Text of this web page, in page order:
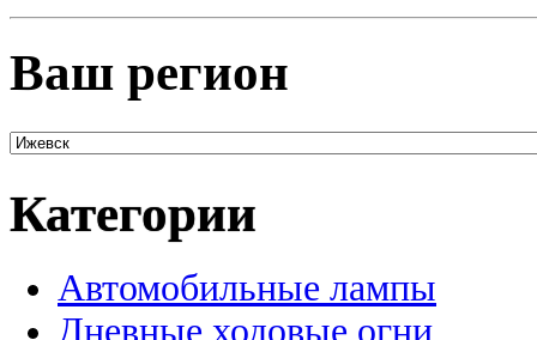
Ваш регион
Категории
Автомобильные лампы
Дневные ходовые огни